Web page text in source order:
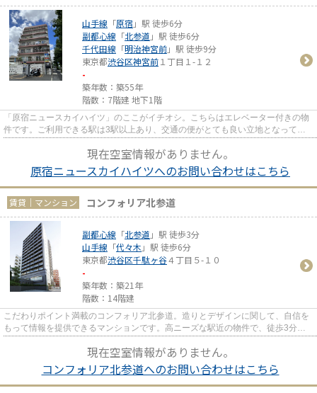
山手線 「原宿 」駅 徒歩6分
副都心線 「北参道 」駅 徒歩6分
千代田線 「明治神宮前」駅 徒歩9分
東京都渋谷区神宮前１丁目１-１２
-
築年数：築55年
階数：7階建 地下1階
「原宿ニュースカイハイツ」のここがイチオシ。こちらはエレベーター付きの物
件です。ご利用できる駅は3駅以上あり、交通の便がとても良い立地となってい
現在空室情報がありません。
原宿ニュースカイハイツへのお問い合わせはこちら
賃貸｜マンション コンフォリア北参道
副都心線 「北参道 」駅 徒歩3分
山手線 「代々木 」駅 徒歩6分
東京都渋谷区千駄ヶ谷４丁目５-１０
-
築年数：築21年
階数：14階建
こだわりポイント満載のコンフォリア北参道。造りとデザインに関して、自信を
もって情報を提供できるマンションです。高ニーズな駅近の物件で、徒歩3分で
現在空室情報がありません。
コンフォリア北参道へのお問い合わせはこちら